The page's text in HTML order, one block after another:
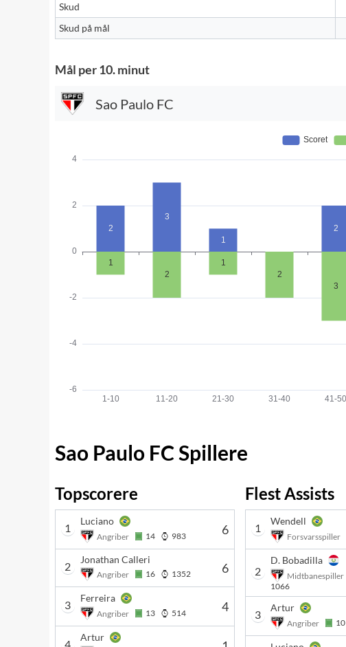
Skud
Skud på mål
Mål per 10. minut
Sao Paulo FC
Sao Paulo FC Spillere
Topscorere
1
Luciano
Angriber 14 983 6
2
Jonathan Calleri
Angriber 16 1352 6
3
Ferreira
Angriber 13 514 4
4
Artur
Flest Assists
1
Wendell
Forsvarsspiller
2
D. Bobadilla
Midtbanespiller
1066
3
Artur
Angriber 10